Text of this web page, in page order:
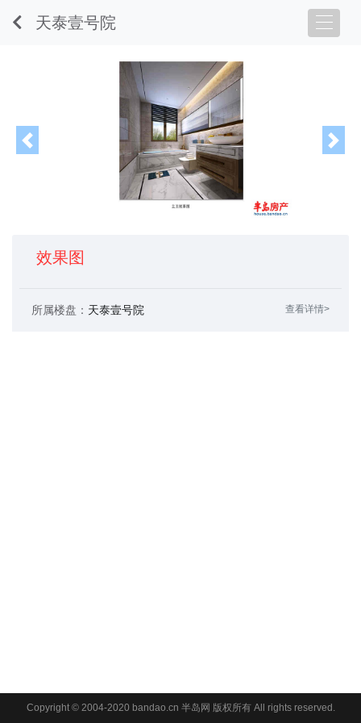
天泰壹号院
效果图
所属楼盘： 天泰壹号院 查看详情>
Copyright © 2004-2020 bandao.cn 半岛网 版权所有 All rights reserved.